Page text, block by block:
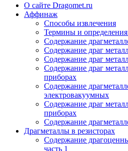
О сайте Dragomet.ru
Аффинаж
Способы извлечения
Термины и
Содержание
Содержание драг
Содержание драг
Содержание драг
приборах
Содержание
электровакуумных
Содержание драг
приборах
Содержание
Драгметаллы в резисторах
Содержание
часть 1